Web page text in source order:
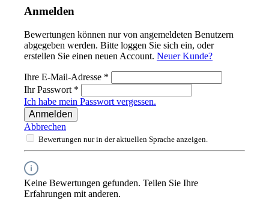
Anmelden
Bewertungen können nur von angemeldeten Benutzern
abgegeben werden. Bitte loggen Sie sich ein, oder
erstellen Sie einen neuen Account. Neuer Kunde?
Ihre E-Mail-Adresse *
Ihr Passwort *
Ich habe mein Passwort vergessen.
Anmelden
Abbrechen
Bewertungen nur in der aktuellen Sprache anzeigen.
Keine Bewertungen gefunden. Teilen Sie Ihre
Erfahrungen mit anderen.